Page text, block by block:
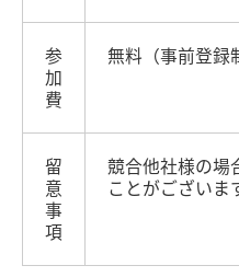
参
加
費
無料（事前登録
留
意
事
項
競合他社様の場
ことがございま